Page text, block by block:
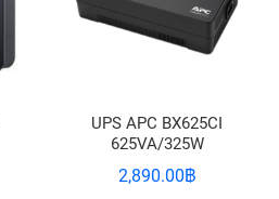
UPS APC BX625CI
625VA/325W
2,890.00฿